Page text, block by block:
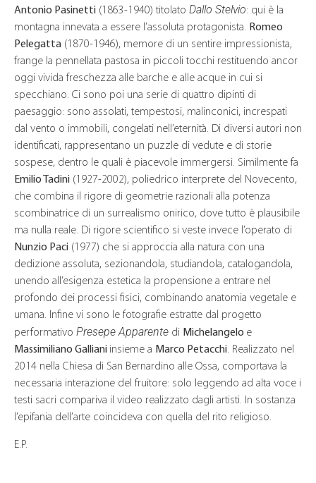
Antonio Pasinetti (1863-1940) titolato Dallo Stelvio: qui è la
montagna innevata a essere l’assoluta protagonista. Romeo
Pelegatta (1870-1946), memore di un sentire impressionista,
frange la pennellata pastosa in piccoli tocchi restituendo ancor
oggi vivida freschezza alle barche e alle acque in cui si
specchiano. Ci sono poi una serie di quattro dipinti di
paesaggio: sono assolati, tempestosi, malinconici, increspati
dal vento o immobili, congelati nell’eternità. Di diversi autori non
identificati, rappresentano un puzzle di vedute e di storie
sospese, dentro le quali è piacevole immergersi. Similmente fa
Emilio Tadini (1927-2002), poliedrico interprete del Novecento,
che combina il rigore di geometrie razionali alla potenza
scombinatrice di un surrealismo onirico, dove tutto è plausibile
ma nulla reale. Di rigore scientifico si veste invece l’operato di
Nunzio Paci (1977) che si approccia alla natura con una
dedizione assoluta, sezionandola, studiandola, catalogandola,
unendo all’esigenza estetica la propensione a entrare nel
profondo dei processi fisici, combinando anatomia vegetale e
umana. Infine vi sono le fotografie estratte dal progetto
performativo Presepe Apparente di Michelangelo e
Massimiliano Galliani insieme a Marco Petacchi. Realizzato nel
2014 nella Chiesa di San Bernardino alle Ossa, comportava la
necessaria interazione del fruitore: solo leggendo ad alta voce i
testi sacri compariva il video realizzato dagli artisti. In sostanza
l’epifania dell’arte coincideva con quella del rito religioso.
E.P.